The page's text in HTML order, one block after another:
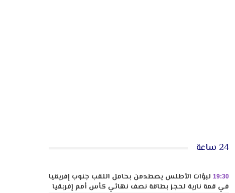
24 ساعة
19:30 لبؤات الأطلس يصطدمن بحامل اللقب جنوب إفريقيا
في قمة نارية لحجز بطاقة نصف نهائي كأس أمم إفريقيا